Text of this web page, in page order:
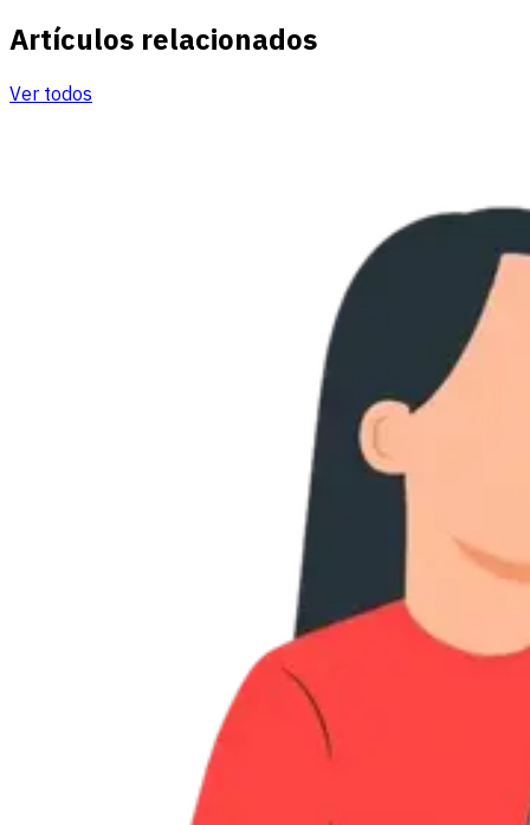
Artículos relacionados
Ver todos